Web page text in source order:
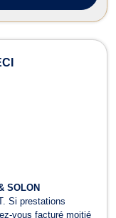
SOLON
Si prestations
vous facturé moitié